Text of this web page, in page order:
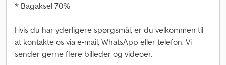
* Bagaksel 70%
Hvis du har yderligere spørgsmål, er du velkommen til
at kontakte os via e-mail, WhatsApp eller telefon. Vi
sender gerne flere billeder og videoer.